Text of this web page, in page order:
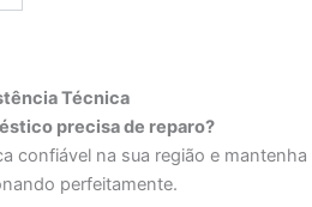
Técnica
precisa de reparo?
confiável na sua região e mantenha
perfeitamente.